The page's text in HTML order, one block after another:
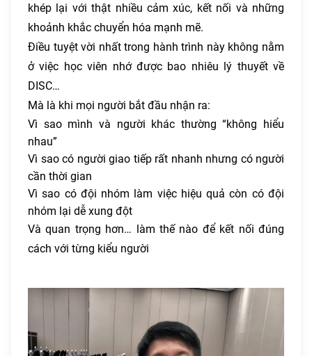
khép lại với thật nhiều cảm xúc, kết nối và những
khoảnh khắc chuyển hóa mạnh mẽ.
Điều tuyệt vời nhất trong hành trình này không nằm
ở việc học viên nhớ được bao nhiêu lý thuyết về
DISC…
Mà là khi mọi người bắt đầu nhận ra:
Vì sao mình và người khác thường “không hiểu
nhau”
Vì sao có người giao tiếp rất nhanh nhưng có người
cần thời gian
Vì sao có đội nhóm làm việc hiệu quả còn có đội
nhóm lại dễ xung đột
Và quan trọng hơn… làm thế nào để kết nối đúng
cách với từng kiểu người